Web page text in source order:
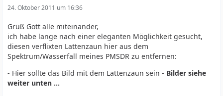
24. Oktober 2011 um 16:36
Grüß Gott alle miteinander,
ich habe lange nach einer eleganten Möglichkeit gesucht,
diesen verflixten Lattenzaun hier aus dem
Spektrum/Wasserfall meines PMSDR zu entfernen:
- Hier sollte das Bild mit dem Lattenzaun sein - Bilder siehe
weiter unten ...